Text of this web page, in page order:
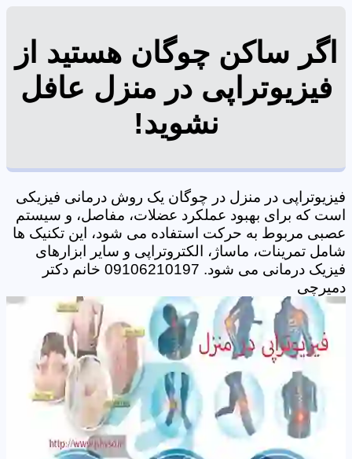
اگر ساکن چوگان هستید از
فیزیوتراپی در منزل عافل
نشوید!
فیزیوتراپی در منزل در چوگان یک روش درمانی فیزیکی
است که برای بهبود عملکرد عضلات، مفاصل، و سیستم
عصبی مربوط به حرکت استفاده می شود، این تکنیک ها
شامل تمرینات، ماساژ، الکتروتراپی و سایر ابزارهای
فیزیک درمانی می شود. 09106210197 خانم دکتر
دمیرچی